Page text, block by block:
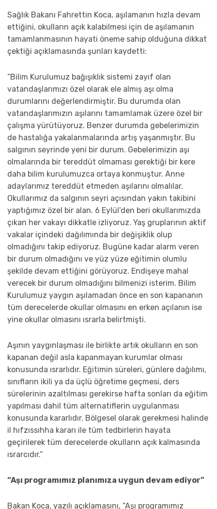
Sağlık Bakanı Fahrettin Koca, aşılamanın hızla devam
ettiğini, okulların açık kalabilmesi için de aşılamanın
tamamlanmasının hayati öneme sahip olduğuna dikkat
çektiği açıklamasında şunları kaydetti:
“Bilim Kurulumuz bağışıklık sistemi zayıf olan
vatandaşlarımızı özel olarak ele almış aşı olma
durumlarını değerlendirmiştir. Bu durumda olan
vatandaşlarımızın aşılarını tamamlamak üzere özel bir
çalışma yürütüyoruz. Benzer durumda gebelerimizin
de hastalığa yakalanmalarında artış yaşanmıştır. Bu
salgının seyrinde yeni bir durum. Gebelerimizin aşı
olmalarında bir tereddüt olmaması gerektiği bir kere
daha bilim kurulumuzca ortaya konmuştur. Anne
adaylarımız tereddüt etmeden aşılarını olmalılar.
Okullarımız da salgının seyri açısından yakın takibini
yaptığımız özel bir alan. 6 Eylül’den beri okullarımızda
çıkan her vakayı dikkatle izliyoruz. Yaş gruplarının aktif
vakalar içindeki dağılımında bir değişiklik olup
olmadığını takip ediyoruz. Bugüne kadar alarm veren
bir durum olmadığını ve yüz yüze eğitimin olumlu
şekilde devam ettiğini görüyoruz. Endişeye mahal
verecek bir durum olmadığını bilmenizi isterim. Bilim
Kurulumuz yaygın aşılamadan önce en son kapananın
tüm derecelerde okullar olmasını en erken açılanın ise
yine okullar olmasını ısrarla belirtmişti.
Aşının yaygınlaşması ile birlikte artık okulların en son
kapanan değil asla kapanmayan kurumlar olması
konusunda ısrarlıdır. Eğitimin süreleri, günlere dağılımı,
sınıfların ikili ya da üçlü öğretime geçmesi, ders
sürelerinin azaltılması gerekirse hafta sonları da eğitim
yapılması dahil tüm alternatiflerin uygulanması
konusunda kararlıdır. Bölgesel olarak gerekmesi halinde
il hıfzıssıhha kararı ile tüm tedbirlerin hayata
geçirilerek tüm derecelerde okulların açık kalmasında
ısrarcıdır.”
“Aşı programımız planımıza uygun devam ediyor”
Bakan Koca, yazılı açıklamasını, “Aşı programımız